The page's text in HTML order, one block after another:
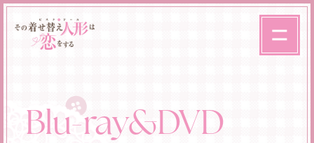
Blu-ray&DVD